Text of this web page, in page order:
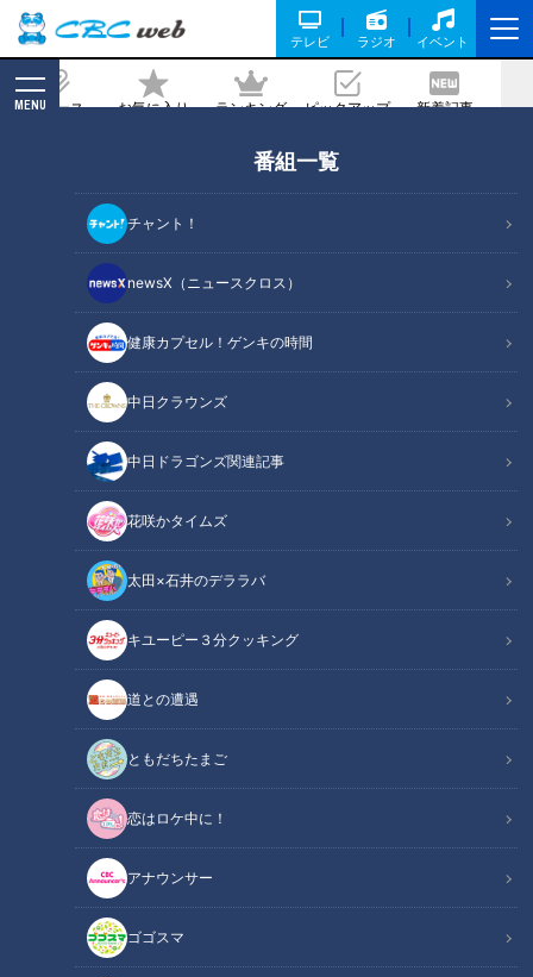
テレビ ラジオ イベント
ニュース お気に入り ランキング ピックアップ 新着記事
MENU
番組一覧
チャント！
newsX（ニュースクロス）
健康カプセル！ゲンキの時間
中日クラウンズ
中日ドラゴンズ関連記事
花咲かタイムズ
太田×石井のデララバ
キユーピー３分クッキング
道との遭遇
ともだちたまご
恋はロケ中に！
アナウンサー
ゴゴスマ
利した料理人に勝利した料理人が考案
「忍者キングダム」の伊勢うどんが無敵
記事に戻る
CBCテレビ『ちょい足し』
この記事の画像